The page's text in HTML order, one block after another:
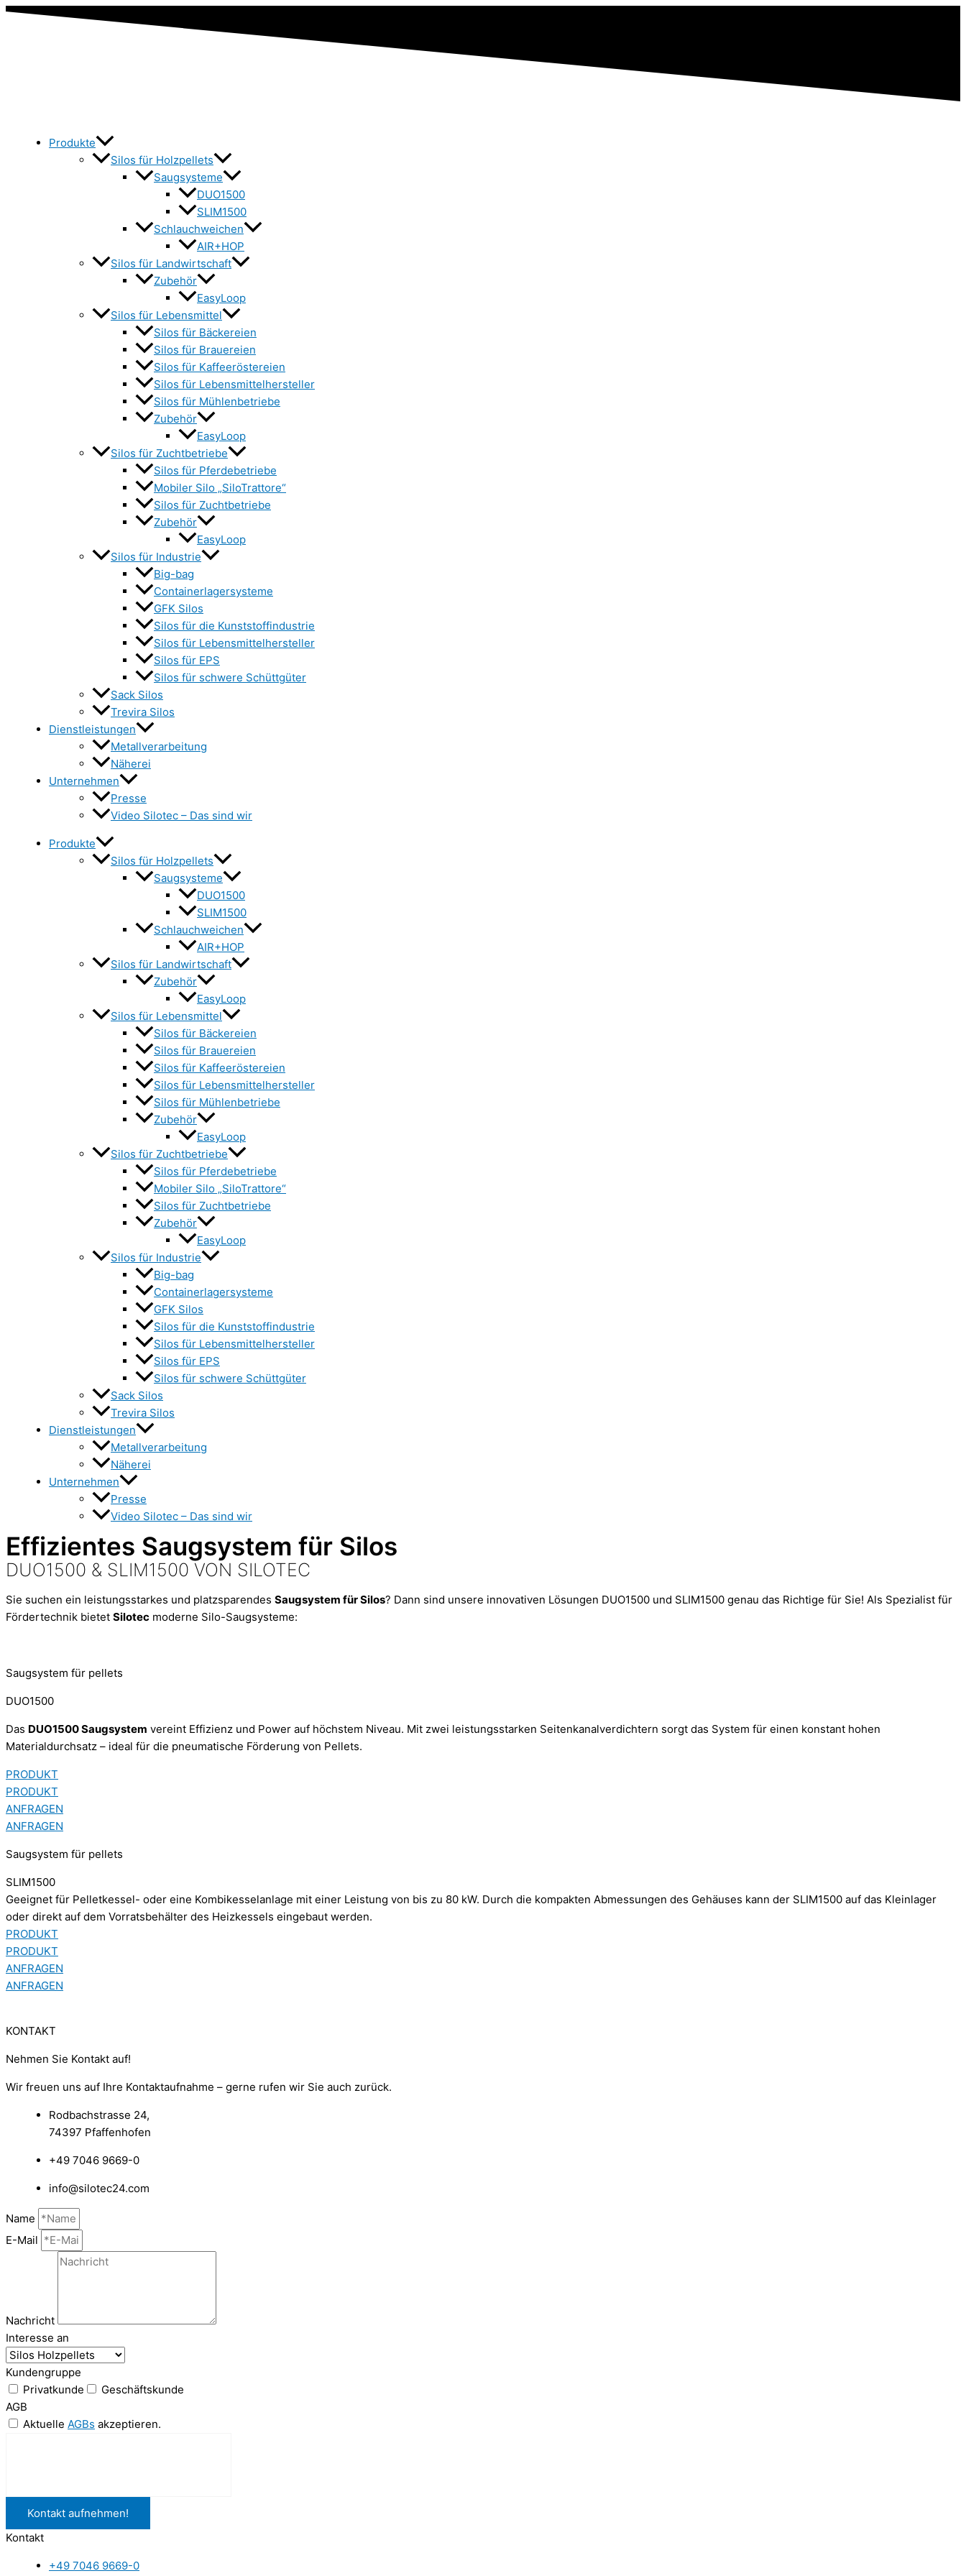
Produkte
Silos für Holzpellets
Saugsysteme
DUO1500
SLIM1500
Schlauchweichen
AIR+HOP
Silos für Landwirtschaft
Zubehör
EasyLoop
Silos für Lebensmittel
Silos für Bäckereien
Silos für Brauereien
Silos für Kaffeeröstereien
Silos für Lebensmittelhersteller
Silos für Mühlenbetriebe
Zubehör
EasyLoop
Silos für Zuchtbetriebe
Silos für Pferdebetriebe
Mobiler Silo „SiloTrattore“
Silos für Zuchtbetriebe
Zubehör
EasyLoop
Silos für Industrie
Big-bag
Containerlagersysteme
GFK Silos
Silos für die Kunststoffindustrie
Silos für Lebensmittelhersteller
Silos für EPS
Silos für schwere Schüttgüter
Sack Silos
Trevira Silos
Dienstleistungen
Metallverarbeitung
Näherei
Unternehmen
Presse
Video Silotec – Das sind wir
Produkte
Silos für Holzpellets
Saugsysteme
DUO1500
SLIM1500
Schlauchweichen
AIR+HOP
Silos für Landwirtschaft
Zubehör
EasyLoop
Silos für Lebensmittel
Silos für Bäckereien
Silos für Brauereien
Silos für Kaffeeröstereien
Silos für Lebensmittelhersteller
Silos für Mühlenbetriebe
Zubehör
EasyLoop
Silos für Zuchtbetriebe
Silos für Pferdebetriebe
Mobiler Silo „SiloTrattore“
Silos für Zuchtbetriebe
Zubehör
EasyLoop
Silos für Industrie
Big-bag
Containerlagersysteme
GFK Silos
Silos für die Kunststoffindustrie
Silos für Lebensmittelhersteller
Silos für EPS
Silos für schwere Schüttgüter
Sack Silos
Trevira Silos
Dienstleistungen
Metallverarbeitung
Näherei
Unternehmen
Presse
Video Silotec – Das sind wir
Effizientes Saugsystem für Silos
DUO1500 & SLIM1500 VON SILOTEC
Sie suchen ein leistungsstarkes und platzsparendes Saugsystem für Silos? Dann sind unsere innovativen Lösungen DUO1500 und SLIM1500 genau das Richtige für Sie! Als Spezialist für
Fördertechnik bietet Silotec moderne Silo-Saugsysteme:
Saugsystem für pellets
DUO1500
Das DUO1500 Saugsystem vereint Effizienz und Power auf höchstem Niveau. Mit zwei leistungsstarken Seitenkanalverdichtern sorgt das System für einen konstant hohen
Materialdurchsatz – ideal für die pneumatische Förderung von Pellets.
PRODUKT
PRODUKT
ANFRAGEN
ANFRAGEN
Saugsystem für pellets
SLIM1500
Geeignet für Pelletkessel- oder eine Kombikesselanlage mit einer Leistung von bis zu 80 kW. Durch die kompakten Abmessungen des Gehäuses kann der SLIM1500 auf das Kleinlager
oder direkt auf dem Vorratsbehälter des Heizkessels eingebaut werden.
PRODUKT
PRODUKT
ANFRAGEN
ANFRAGEN
KONTAKT
Nehmen Sie Kontakt auf!​
Wir freuen uns auf Ihre Kontaktaufnahme – gerne rufen wir Sie auch zurück.
Rodbachstrasse 24,
74397 Pfaffenhofen
+49 7046 9669-0
info@silotec24.com
Name
E-Mail
Nachricht
Interesse an
Kundengruppe
Privatkunde
Geschäftskunde
AGB
Aktuelle AGBs akzeptieren.
Kontakt aufnehmen!
Kontakt
+49 7046 9669-0